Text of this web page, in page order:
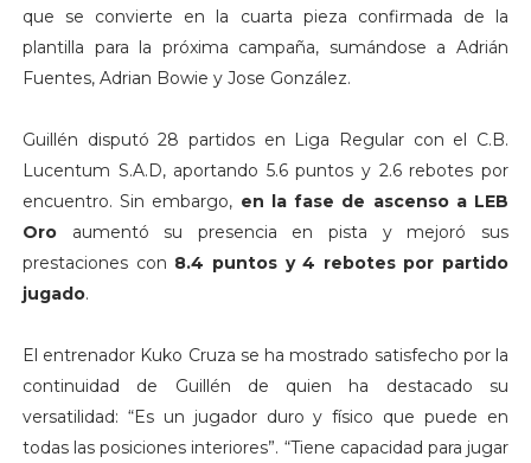
que se convierte en la cuarta pieza confirmada de la
plantilla para la próxima campaña, sumándose a Adrián
Fuentes, Adrian Bowie y Jose González.
Guillén disputó 28 partidos en Liga Regular con el C.B.
Lucentum S.A.D, aportando 5.6 puntos y 2.6 rebotes por
encuentro. Sin embargo, en la fase de ascenso a LEB
Oroaumentó su presencia en pista y mejoró sus
prestaciones con 8.4 puntos y 4 rebotes por partido
jugado.
El entrenador Kuko Cruza se ha mostrado satisfecho por la
continuidad de Guillén de quien ha destacado su
versatilidad: “Es un jugador duro y físico que puede en
todas las posiciones interiores”. “Tiene capacidad para jugar